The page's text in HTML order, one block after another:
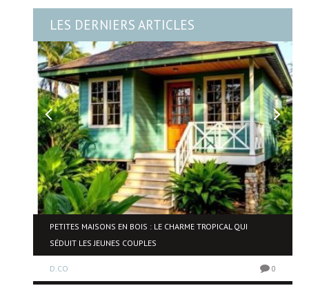
LES DERNIERS ARTICLES
PETITES MAISONS EN BOIS : LE CHARME TROPICAL QUI
SÉDUIT LES JEUNES COUPLES
D.CO 0